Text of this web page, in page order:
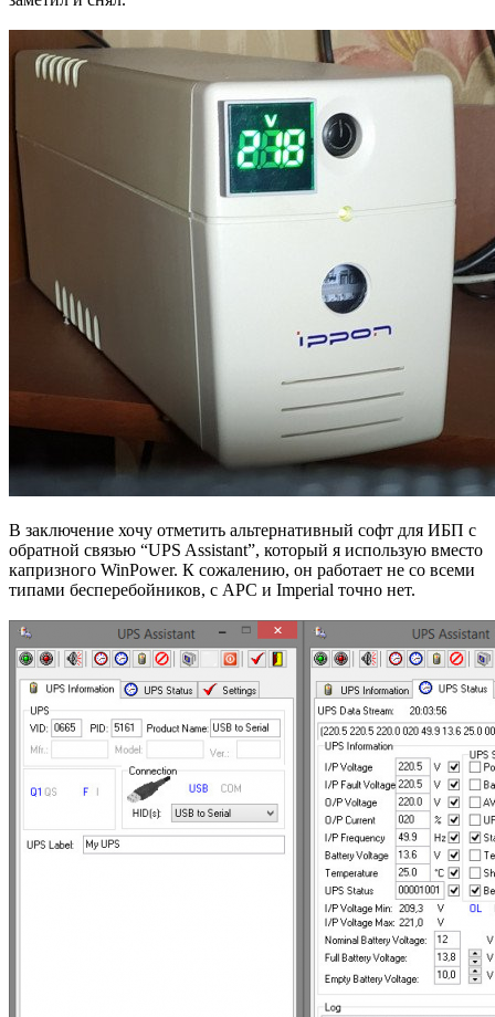
В заключение хочу отметить альтернативный софт для ИБП с
обратной связью “UPS Assistant”, который я использую вместо
капризного WinPower. К сожалению, он работает не со всеми
типами бесперебойников, с APC и Imperial точно нет.